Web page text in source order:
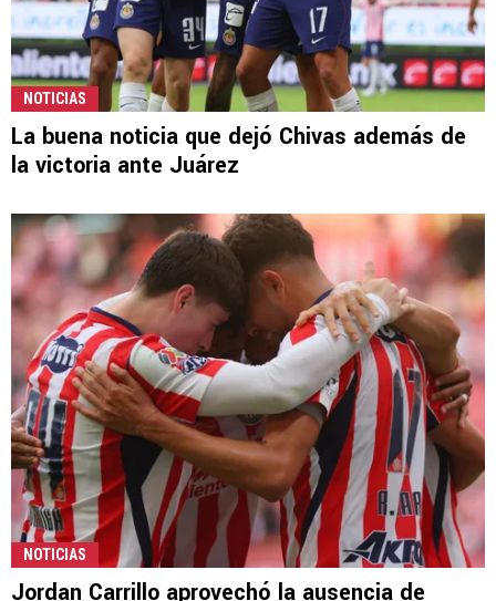
NOTICIAS
La buena noticia que dejó Chivas además de
la victoria ante Juárez
NOTICIAS
Jordan Carrillo aprovechó la ausencia de